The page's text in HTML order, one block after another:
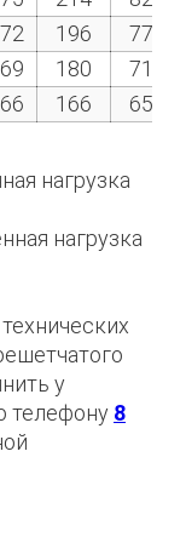
72 196
77
69 180
71
66 166 65
нагрузка
нагрузка
у
телефону 8